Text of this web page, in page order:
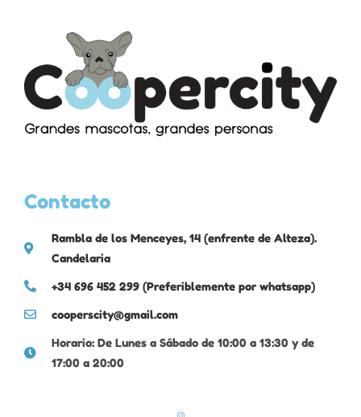
Contacto
Rambla de los Menceyes, 14 (enfrente de Alteza).
Candelaria
+34 696 452 299 (Preferiblemente por whatsapp)
cooperscity@gmail.com
Horario: De Lunes a Sábado de 10:00 a 13:30 y de
17:00 a 20:00